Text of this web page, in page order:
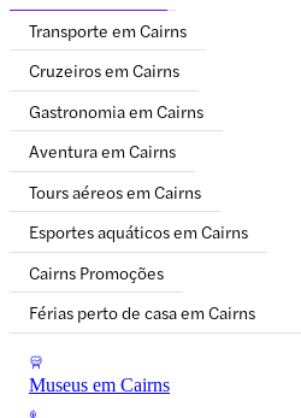
Transporte em Cairns
Cruzeiros em Cairns
Gastronomia em Cairns
Aventura em Cairns
Tours aéreos em Cairns
Esportes aquáticos em Cairns
Cairns Promoções
Férias perto de casa em Cairns
Museus em Cairns